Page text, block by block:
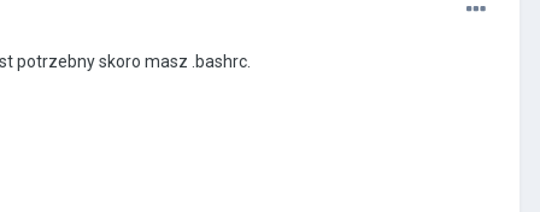
potrzebny skoro masz .bashrc.